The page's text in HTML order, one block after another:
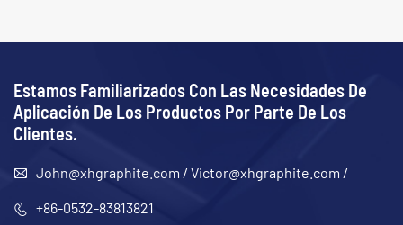
Estamos Familiarizados Con Las Necesidades De
Aplicación De Los Productos Por Parte De Los
Clientes.
John@xhgraphite.com / Victor@xhgraphite.com /
+86-0532-83813821